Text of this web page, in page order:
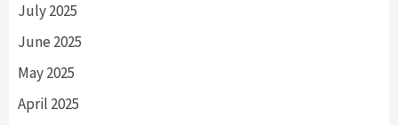
July 2025
June 2025
May 2025
April 2025